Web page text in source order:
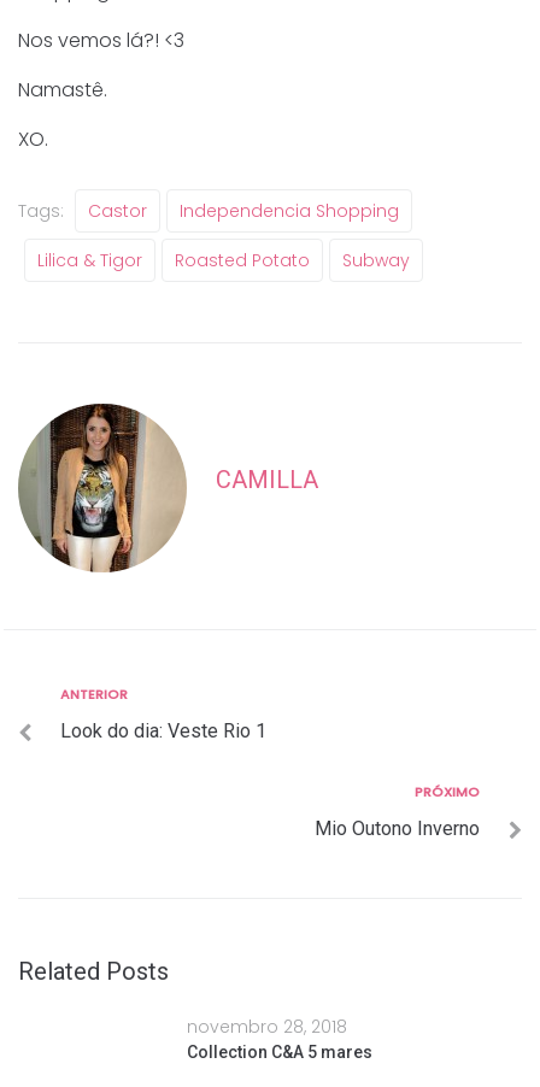
Nos vemos lá?! <3
Namastê.
XO.
Tags: Castor Independencia Shopping
Lilica & Tigor Roasted Potato Subway
CAMILLA
Navegação
de
Anterior
ANTERIOR
Look do dia: Veste Rio 1
PRÓXIMO
Mio Outono Inverno
Related Posts
novembro 28, 2018
Collection C&A 5 mares